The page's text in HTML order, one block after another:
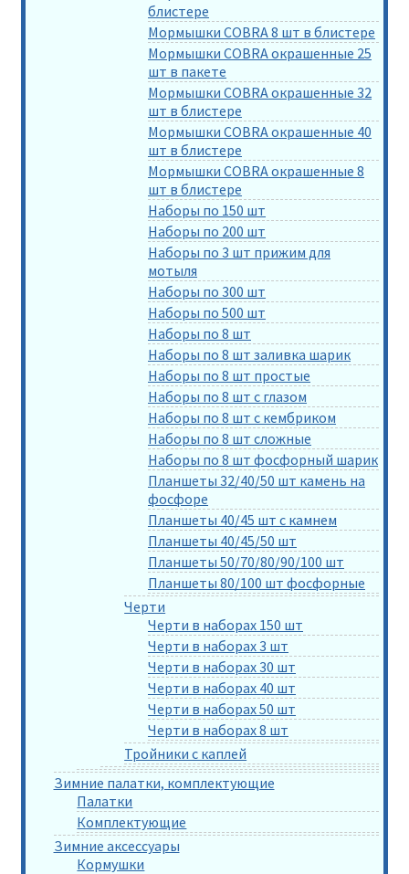
блистере
Мормышки COBRA 8 шт в блистере
Мормышки COBRA окрашенные 25
шт в пакете
Мормышки COBRA окрашенные 32
шт в блистере
Мормышки COBRA окрашенные 40
шт в блистере
Мормышки COBRA окрашенные 8
шт в блистере
Наборы по 150 шт
Наборы по 200 шт
Наборы по 3 шт прижим для
мотыля
Наборы по 300 шт
Наборы по 500 шт
Наборы по 8 шт
Наборы по 8 шт заливка шарик
Наборы по 8 шт простые
Наборы по 8 шт с глазом
Наборы по 8 шт с кембриком
Наборы по 8 шт сложные
Наборы по 8 шт фосфорный шарик
Планшеты 32/40/50 шт камень на
фосфоре
Планшеты 40/45 шт с камнем
Планшеты 40/45/50 шт
Планшеты 50/70/80/90/100 шт
Планшеты 80/100 шт фосфорные
Черти
Черти в наборах 150 шт
Черти в наборах 3 шт
Черти в наборах 30 шт
Черти в наборах 40 шт
Черти в наборах 50 шт
Черти в наборах 8 шт
Тройники с каплей
Зимние палатки, комплектующие
Палатки
Комплектующие
Зимние аксессуары
Кормушки